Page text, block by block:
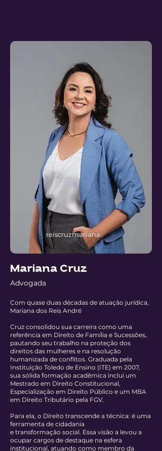
reiscruzmariana
Mariana Cruz
Advogada
Com quase duas décadas de atuação jurídica,
Mariana dos Reis André
Cruz consolidou sua carreira como uma
referência em Direito de Família e Sucessões,
pautando seu trabalho na proteção dos
direitos das mulheres e na resolução
humanizada de conflitos. Graduada pela
Instituição Toledo de Ensino (ITE) em 2007,
sua sólida formação acadêmica inclui um
Mestrado em Direito Constitucional,
Especialização em Direito Público e um MBA
em Direito Tributário pela FGV.
Para ela, o Direito transcende a técnica: é uma
ferramenta de cidadania
e transformação social. Essa visão a levou a
ocupar cargos de destaque na esfera
institucional, atuando como membro da